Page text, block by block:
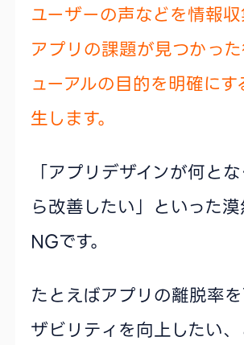
ユーザーの声などを情報
アプリの課題が見つかっ
ューアルの目的を明確に
生します。
「アプリデザインが何と
ら改善したい」といった
NGです。
たとえばアプリの離脱率
ザビリティを向上したい